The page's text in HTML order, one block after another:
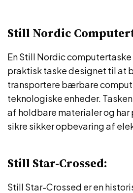
Still Nordic
En Still Nordic
praktisk taske designet til at
transportere bærbare
teknologiske enheder.
af holdbare materialer og har
sikre sikker opbevaring af
Still Star-Crossed:
Still Star-Crossed er en